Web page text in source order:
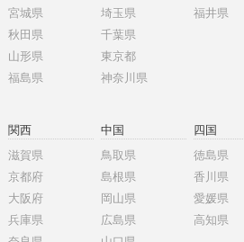
宮城県
秋田県
山形県
福島県
埼玉県
千葉県
東京都
神奈川県
福井県
関西
滋賀県
京都府
大阪府
兵庫県
中国
鳥取県
島根県
岡山県
広島県
四国
徳島県
香川県
愛媛県
高知県